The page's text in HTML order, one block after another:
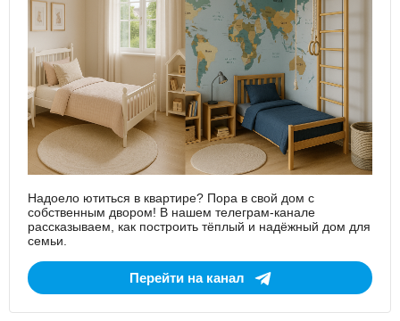
Надоело ютиться в квартире? Пора в свой дом с
собственным двором! В нашем телеграм-канале
рассказываем, как построить тёплый и надёжный дом для
семьи.
Перейти на канал